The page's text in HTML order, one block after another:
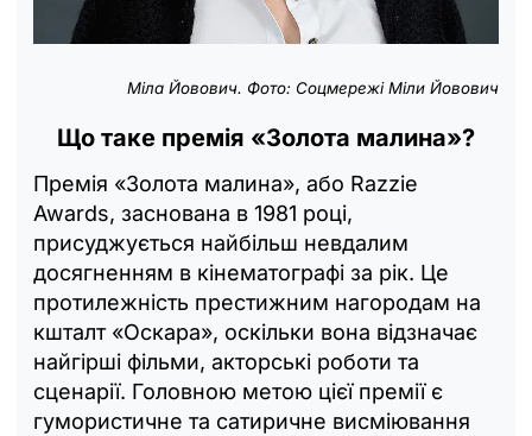
Міла Йовович. Фото: Соцмережі Міли Йовович
Що таке премія «Золота малина»?
Премія «Золота малина», або Razzie
Awards, заснована в 1981 році,
присуджується найбільш невдалим
досягненням в кінематографі за рік. Це
протилежність престижним нагородам на
кшталт «Оскара», оскільки вона відзначає
найгірші фільми, акторські роботи та
сценарії. Головною метою цієї премії є
гумористичне та сатиричне висміювання